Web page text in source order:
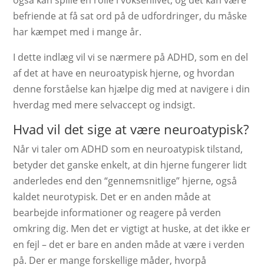
befriende at få sat ord på de udfordringer, du måske
har kæmpet med i mange år.
I dette indlæg vil vi se nærmere på ADHD, som en del
af det at have en neuroatypisk hjerne, og hvordan
denne forståelse kan hjælpe dig med at navigere i din
hverdag med mere selvaccept og indsigt.
Hvad vil det sige at være neuroatypisk?
Når vi taler om ADHD som en neuroatypisk tilstand,
betyder det ganske enkelt, at din hjerne fungerer lidt
anderledes end den “gennemsnitlige” hjerne, også
kaldet neurotypisk. Det er en anden måde at
bearbejde informationer og reagere på verden
omkring dig. Men det er vigtigt at huske, at det ikke er
en fejl – det er bare en anden måde at være i verden
på. Der er mange forskellige måder, hvorpå